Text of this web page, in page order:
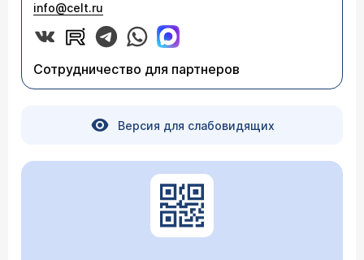
info@celt.ru
Сотрудничество для партнеров
Версия для слабовидящих